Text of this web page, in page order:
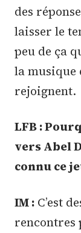
des
laisser le
peu de ça
la musique
rejoignent.
LFB :
vers Abel
connu ce
IM : C’est
rencontres